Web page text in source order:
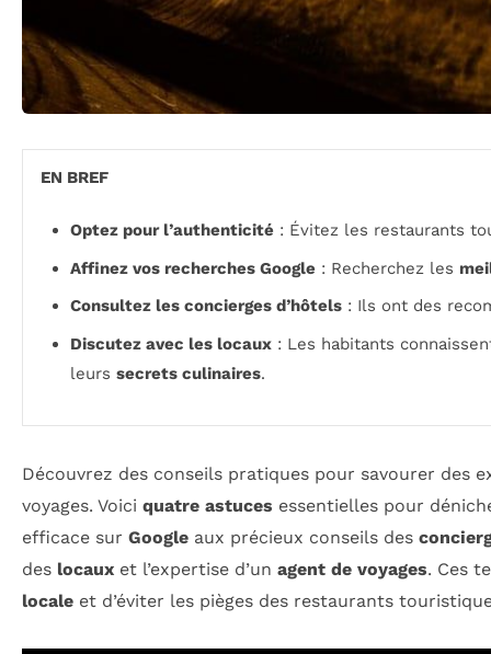
EN BREF
Optez pour l’authenticité : Évitez les restaurants
Affinez vos recherches Google : Recherchez les
Consultez les concierges d’hôtels : Ils ont des
Discutez avec les locaux : Les habitants
leurs secrets culinaires.
Découvrez des conseils pratiques pour savourer des
voyages. Voici quatre astuces essentielles pour
efficace sur Google aux précieux conseils des
des locaux et l’expertise d’un agent de voyages. Ces
locale et d’éviter les pièges des restaurants